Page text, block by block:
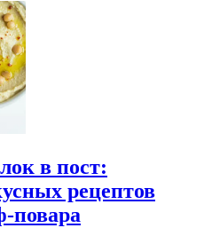
в пост:
рецептов
повара